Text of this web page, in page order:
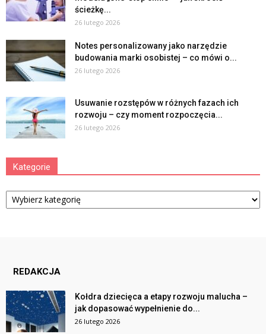
ścieżkę...
26 lutego 2026
Notes personalizowany jako narzędzie
budowania marki osobistej – co mówi o...
26 lutego 2026
Usuwanie rozstępów w różnych fazach ich
rozwoju – czy moment rozpoczęcia...
26 lutego 2026
Kategorie
Kategorie
REDAKCJA
Kołdra dziecięca a etapy rozwoju malucha –
jak dopasować wypełnienie do...
26 lutego 2026